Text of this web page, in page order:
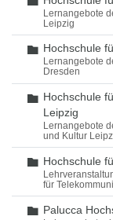
Lernangebote
Leipzig
Ordner
Hochschule
Lernangebote
Dresden
Ordner
Hochschule
Leipzig
Lernangebote
und Kultur
Ordner
Hochschule
für
Ordner
Palucca